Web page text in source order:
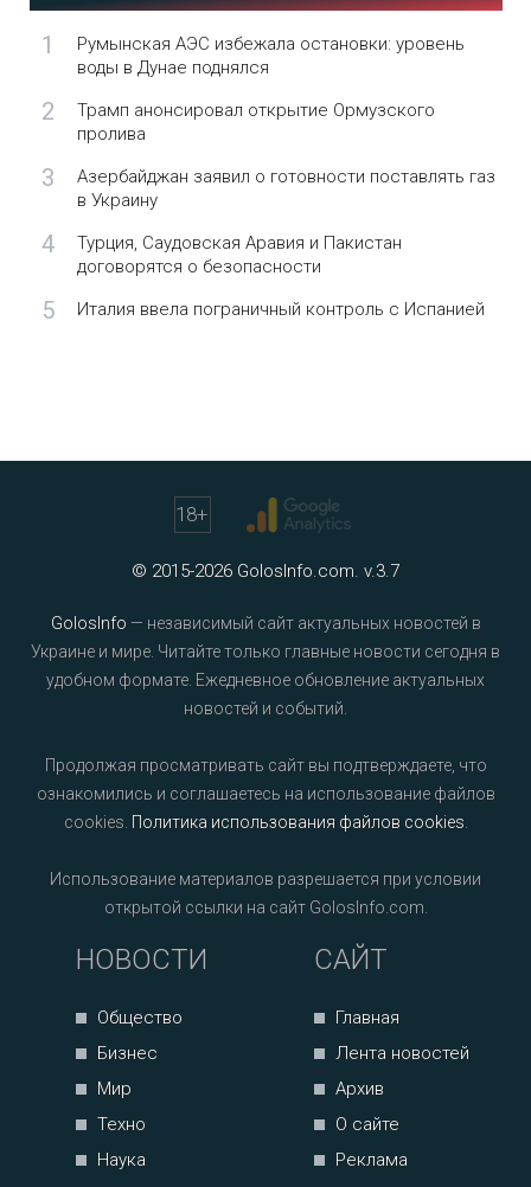
1
Румынская АЭС избежала остановки: уровень
воды в Дунае поднялся
2
Трамп анонсировал открытие Ормузского
пролива
3
Азербайджан заявил о готовности поставлять газ
в Украину
4
Турция, Саудовская Аравия и Пакистан
договорятся о безопасности
5 Италия ввела пограничный контроль с Испанией
18+
© 2015-2026 GolosInfo.com. v.3.7
GolosInfo — независимый сайт актуальных новостей в
Украине и мире. Читайте только главные новости сегодня в
удобном формате. Ежедневное обновление актуальных
новостей и событий.
Продолжая просматривать сайт вы подтверждаете, что
ознакомились и соглашаетесь на использование файлов
cookies. Политика использования файлов cookies
Использование материалов разрешается при условии
открытой ссылки на сайт GolosInfo.com.
НОВОСТИ
Общество
Бизнес
Мир
Техно
Наука
САЙТ
Главная
Лента новостей
Архив
О сайте
Реклама